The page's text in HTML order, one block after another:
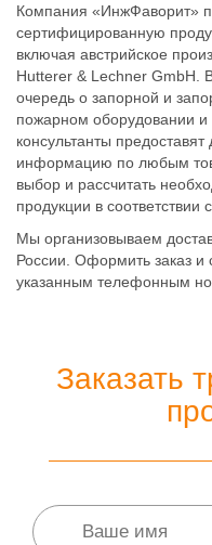
Компания «ИнжФаворит»
сертифицированную
включая австрийское
Hutterer & Lechner GmbH.
очередь о запорной и
пожарном оборудовании
консультанты
информацию по любым
выбор и рассчитать
продукции в соответствии
Мы организовываем
России. Оформить заказ и
указанным телефонным
Заказать